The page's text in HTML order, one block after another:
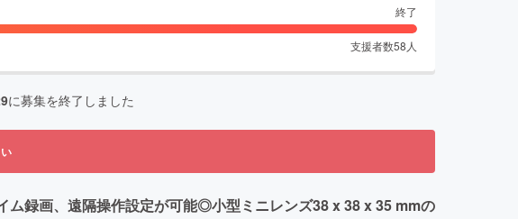
終了
支援者数58 人
に募集を終了しました
録画、遠隔操作設定が可能◎小型ミニレンズ38 x 38 x 35 mmの